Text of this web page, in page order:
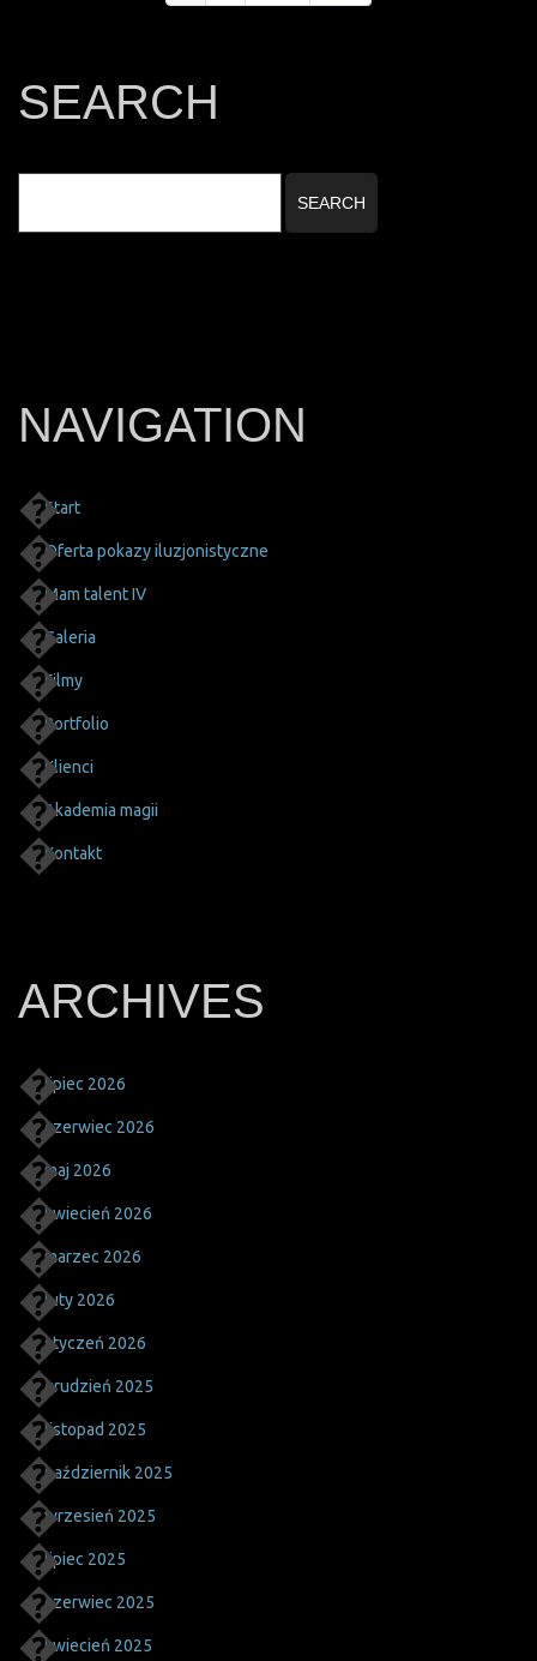
SEARCH
NAVIGATION
Start
Oferta pokazy iluzjonistyczne
Mam talent IV
Galeria
Filmy
Portfolio
Klienci
Akademia magii
Kontakt
ARCHIVES
lipiec 2026
czerwiec 2026
maj 2026
kwiecień 2026
marzec 2026
luty 2026
styczeń 2026
grudzień 2025
listopad 2025
październik 2025
wrzesień 2025
lipiec 2025
czerwiec 2025
kwiecień 2025